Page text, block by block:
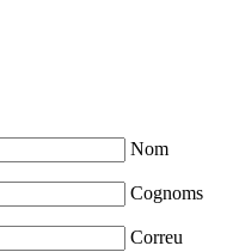
Nom
Cognoms
Correu